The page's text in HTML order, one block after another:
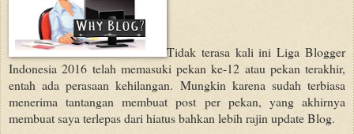
Tidak terasa kali ini Liga Blogger
Indonesia 2016 telah memasuki pekan ke-12 atau pekan terakhir,
entah ada perasaan kehilangan. Mungkin karena sudah terbiasa
menerima tantangan membuat post per pekan, yang akhirnya
membuat saya terlepas dari hiatus bahkan lebih rajin update Blog.